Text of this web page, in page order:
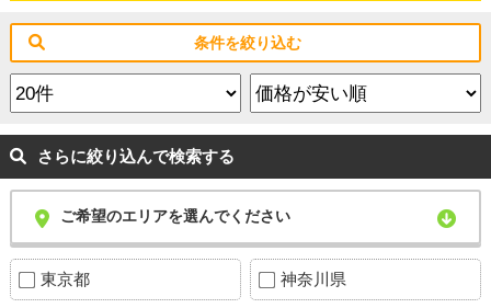
条件を絞り込む
さらに絞り込んで検索する
ご希望のエリアを選んでください
東京都 神奈川県